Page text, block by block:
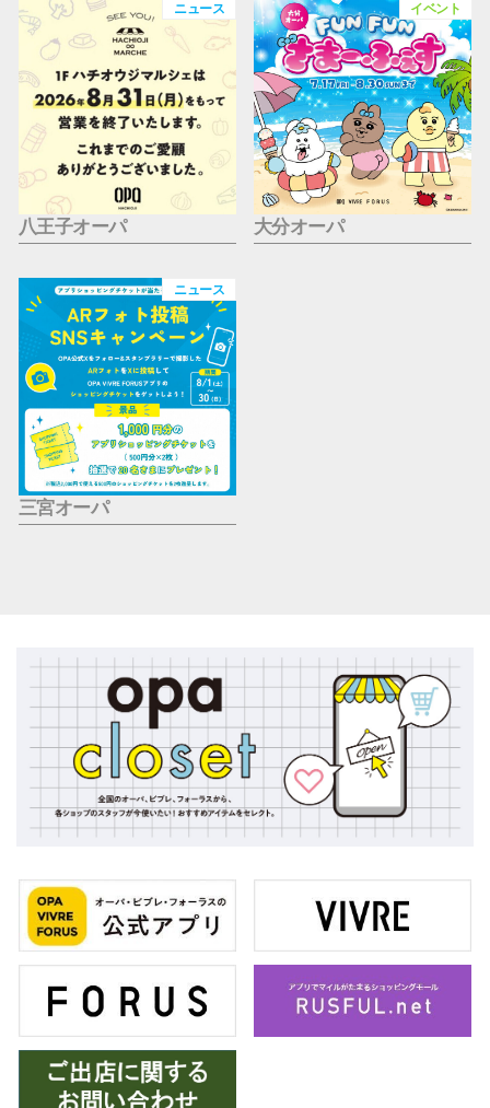
ニュース
八王子オーパ
イベント
大分オーパ
ニュース
三宮オーパ